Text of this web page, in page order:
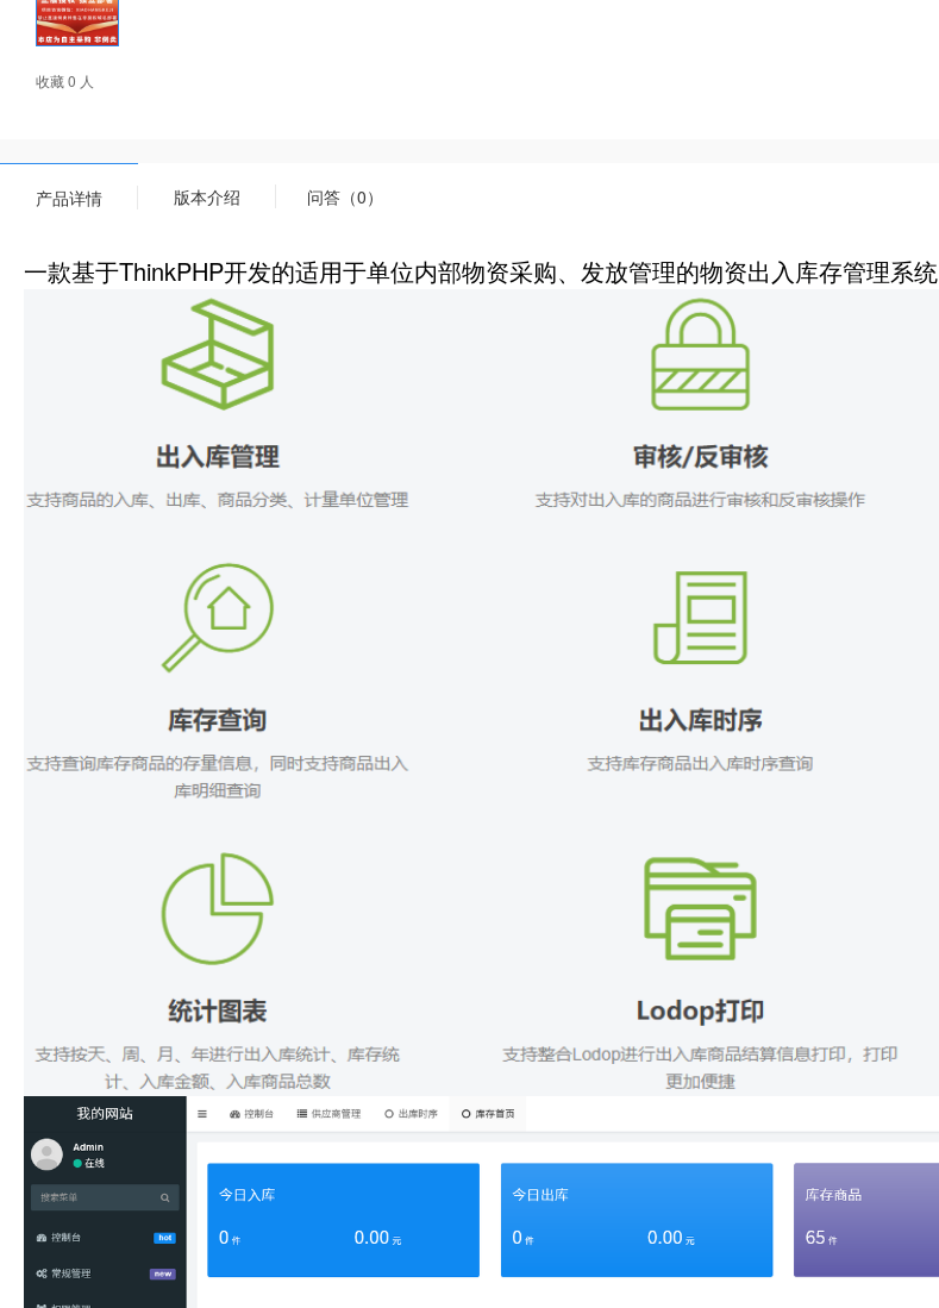
收藏 0 人
产品详情 版本介绍 问答（0）
一款基于ThinkPHP开发的适用于单位内部物资采购、发放管理的物资出入库存管理系统